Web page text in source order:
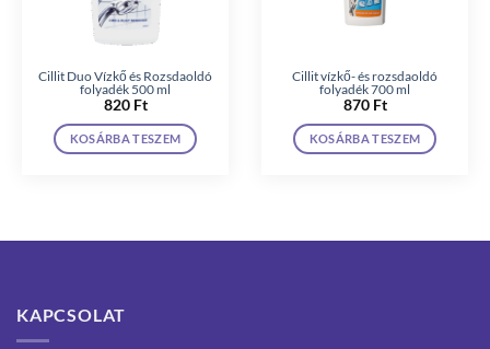
Cillit Duo Vízkő és Rozsdaoldó
folyadék 500 ml
820 Ft
KOSÁRBA TESZEM
Cillit vízkő- és rozsdaoldó
folyadék 700 ml
870 Ft
KOSÁRBA TESZEM
KAPCSOLAT